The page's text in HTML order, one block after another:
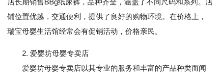
店长期销售BBg纸尿裤，品种齐全，涵盖了不同尺码和系列。店
铺位置优越，交通便利，提供了良好的购物环境。在价格上，
瑞宝母婴生活馆经常会有促销活动，价格亲民。
2. 爱婴坊母婴专卖店
爱婴坊母婴专卖店以其专业的服务和丰富的产品种类而闻